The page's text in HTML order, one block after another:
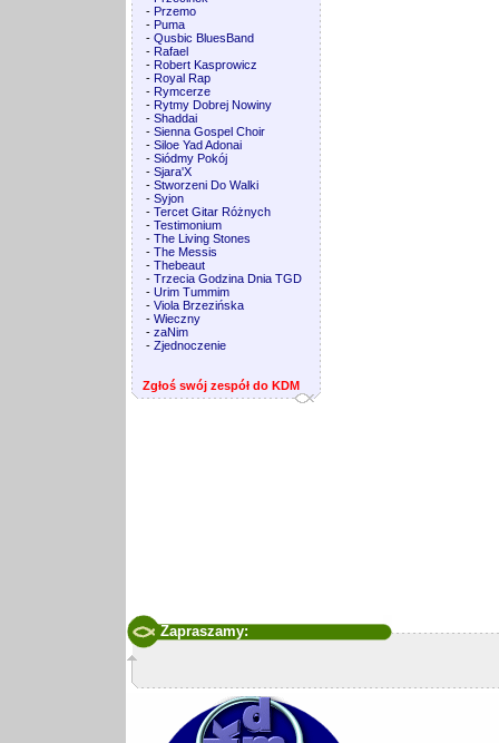
- Przemo
- Puma
- Qusbic BluesBand
- Rafael
- Robert Kasprowicz
- Royal Rap
- Rymcerze
- Rytmy Dobrej Nowiny
- Shaddai
- Sienna Gospel Choir
- Siloe Yad Adonai
- Siódmy Pokój
- Sjara'X
- Stworzeni Do Walki
- Syjon
- Tercet Gitar Różnych
- Testimonium
- The Living Stones
- The Messis
- Thebeaut
- Trzecia Godzina Dnia TGD
- Urim Tummim
- Viola Brzezińska
- Wieczny
- zaNim
- Zjednoczenie
Zgłoś swój zespół do KDM
Zapraszamy: